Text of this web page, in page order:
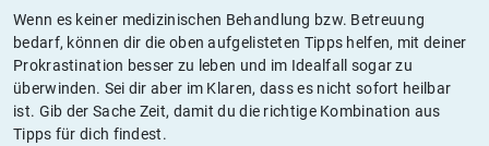
Wenn es keiner medizinischen Behandlung bzw. Betreuung
bedarf, können dir die oben aufgelisteten Tipps helfen, mit deiner
Prokrastination besser zu leben und im Idealfall sogar zu
überwinden. Sei dir aber im Klaren, dass es nicht sofort heilbar
ist. Gib der Sache Zeit, damit du die richtige Kombination aus
Tipps für dich findest.